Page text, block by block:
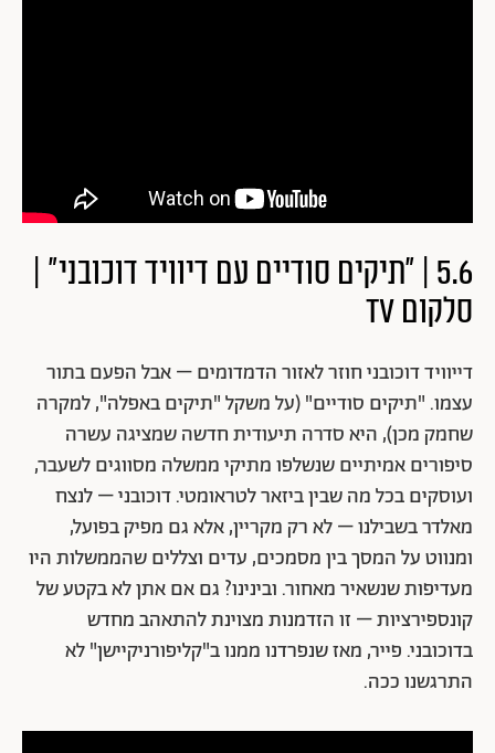
5.6 | "תיקים סודיים עם דיוויד דוכובני" |
סלקום TV
דייוויד דוכובני חוזר לאזור הדמדומים – אבל הפעם בתור
עצמו. "תיקים סודיים" (על משקל "תיקים באפלה", למקרה
שחמק מכן), היא סדרה תיעודית חדשה שמציגה עשרה
סיפורים אמיתיים שנשלפו מתיקי ממשלה מסווגים לשעבר,
ועוסקים בכל מה שבין ביזאר לטראומטי. דוכובני – לנצח
מאלדר בשבילנו – לא רק מקריין, אלא גם מפיק בפועל,
ומנווט על המסך בין מסמכים, עדים וצללים שהממשלות היו
מעדיפות שנשאיר מאחור. ובינינו? גם אם אתן לא בקטע של
קונספירציות – זו הזדמנות מצוינת להתאהב מחדש
בדוכובני. פייר, מאז שנפרדנו ממנו ב"קליפורניקיישן" לא
התרגשנו ככה.